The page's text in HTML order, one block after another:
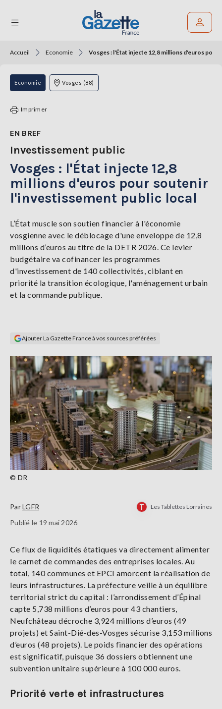
THÉMATIQUES
RÉGIONS
TENDANCES
SERVICES
LA
GAZETTE
Se
connecter
S'abonner
Accueil Economie Vosges : l'État injecte 12,8 millions d'euros
Economie Vosges (88)
Imprimer
EN BREF
Investissement public
Vosges : l'État injecte 12,8
millions d'euros pour soutenir
l'investissement public local
L’État muscle son soutien financier à l'économie
vosgienne avec le déblocage d'une enveloppe de 12,8
millions d’euros au titre de la DETR 2026. Ce levier
budgétaire va cofinancer les programmes
d'investissement de 140 collectivités, ciblant en
priorité la transition écologique, l'aménagement urbain
et la commande publique.
Ajouter La Gazette France à vos sources préférées
© DR
ParLGFR Les Tablettes Lorraines
Publié le 19 mai 2026
Ce flux de liquidités étatiques va directement alimenter
le carnet de commandes des entreprises locales. Au
total, 140 communes et EPCI amorcent la réalisation de
leurs infrastructures. La préfecture veille à un équilibre
territorial strict du capital : l’arrondissement d’Épinal
capte 5,738 millions d’euros pour 43 chantiers,
Neufchâteau décroche 3,924 millions d’euros (49
projets) et Saint-Dié-des-Vosges sécurise 3,153 millions
d’euros (48 projets). Le poids financier des opérations
est significatif, puisque 36 dossiers obtiennent une
subvention unitaire supérieure à 100 000 euros.
Priorité verte et infrastructures